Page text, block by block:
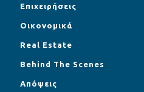
Επιχειρήσεις
Οικονομικά
Real Estate
Behind The Scenes
Απόψεις